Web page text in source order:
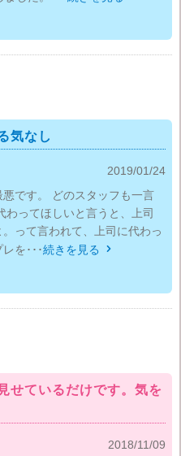
気なし
2019/01/24
です。 どのスタッフも一言
わってほしいと言うと、上司
って言われて、上司に代わっ
を･･･続きを見る 
せているだけです。気を
2018/11/09